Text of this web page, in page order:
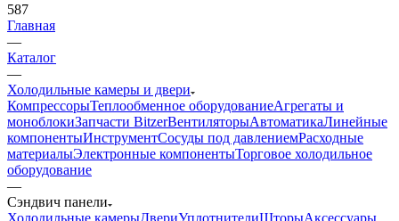
587
Главная
—
Каталог
—
Холодильные камеры и двери
КомпрессорыТеплообменное оборудованиеАгрегаты и
моноблокиЗапчасти BitzerВентиляторыАвтоматикаЛинейные
компонентыИнструментСосуды под давлениемРасходные
материалыЭлектронные компонентыТорговое холодильное
оборудование
—
Сэндвич панели
Холодильные камерыДвериУплотнителиШторыАксессуары